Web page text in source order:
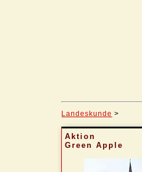
Landeskunde >
Aktion
Green Apple